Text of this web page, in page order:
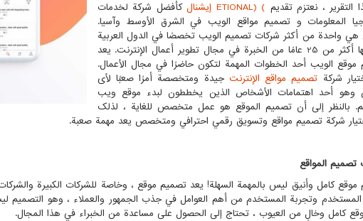
التقرير ، نعتزم تقديم (
ETIONAL) إیشنال كأفضل شركة لخدمات
المعلومات و تصميم مواقع الويب في الشرق الأوسط وآسيا.
هي واحدة من أكثر شركات تصميم الويب تخصصًا في الدول العربية
، ولديها أكثر من 25 عامًا من الخبرة في مجال تطوير أعمال الإنترنت. يعد
موقع الويب أحد الخطوات المهمة لتكون حاضرًا في مجال الأعمال.
شركة تصميم مواقع الإنترنت جيدة ومتخصصة أمرًا صعبًا لأي
أحد اهتمامات الأشخاص الذين يخططون لبدء موقع ويب
بالنظر إلى أن تصميم الموقع هو عمل متخصص للغاية ، لذلك
شركة تصميم مواقع وتسويق رقمي احترافي ومتخصص يعد مهمة صعبة.
المواقع
كامل وأنيق ليس بالمهمة السهلة! يعد تصميم موقع ، وخاصة للشركات الكبيرة
المستخدم وتجربة المستخدم من أهم العوامل في جذب الجمهور والعملاء ، وهو التصميم
كامل وخالٍ من العيوب ، تحتاج إلى الحصول على مساعدة من الخبراء في هذا المجال.